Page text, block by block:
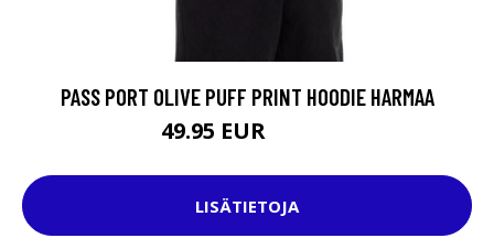
PASS PORT OLIVE PUFF PRINT HOODIE HARMAA
49.95 EUR
LISÄTIETOJA